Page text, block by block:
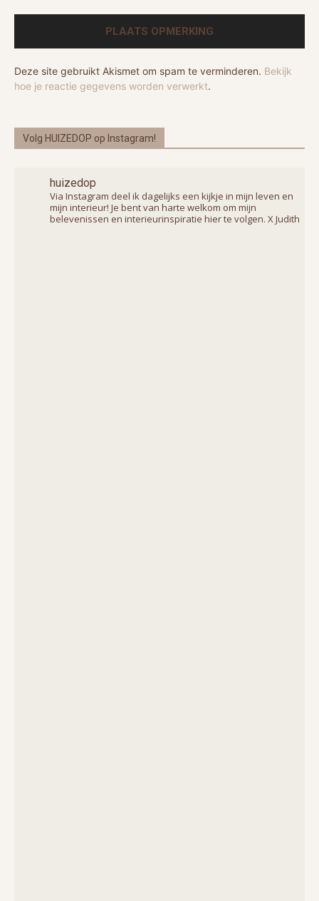
Deze site gebruikt Akismet om spam te verminderen. Bekijk
hoe je reactie gegevens worden verwerkt.
Volg HUIZEDOP op Instagram!
huizedop
Via Instagram deel ik dagelijks een kijkje in mijn leven en
mijn interieur! Je bent van harte welkom om mijn
belevenissen en interieurinspiratie hier te volgen. X Judith